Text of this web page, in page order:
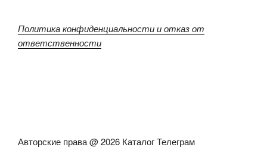
Политика конфиденциальности и отказ от
ответственности
Авторские права @ 2026 Каталог Телеграм